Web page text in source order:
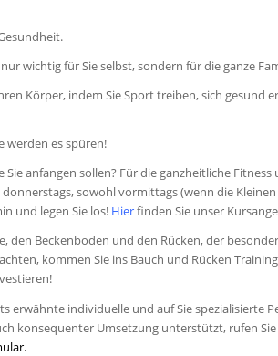
wichtig für Sie selbst, sondern für die ganze
Körper, indem Sie Sport treiben, sich
werden es spüren!
Sie anfangen sollen? Für die ganzheitliche
sowohl vormittags (wenn die
und legen Sie los! Hierfinden Sie unser
den Beckenboden und den Rücken, der
kommen Sie ins Bauch und Rücken
erwähnte individuelle und auf Sie spezialisierte
konsequenter Umsetzung unterstützt, rufen